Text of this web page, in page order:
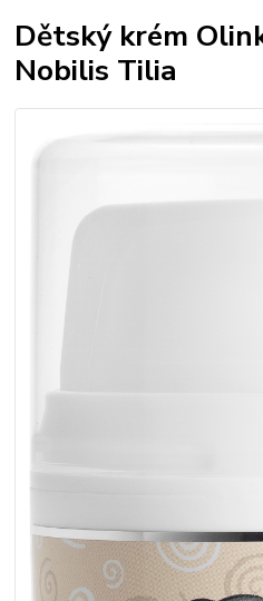
Dětský krém
Nobilis Tilia